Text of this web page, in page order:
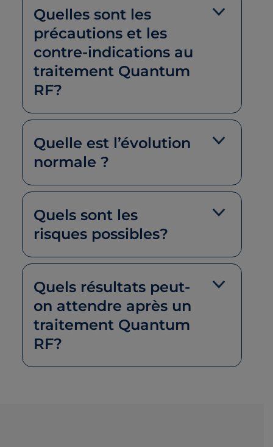
Quelles sont les
précautions et les
contre-indications au
traitement Quantum
RF?
Quelle est l’évolution
normale ?
Quels sont les
risques possibles?
Quels résultats peut-
on attendre après un
traitement Quantum
RF?